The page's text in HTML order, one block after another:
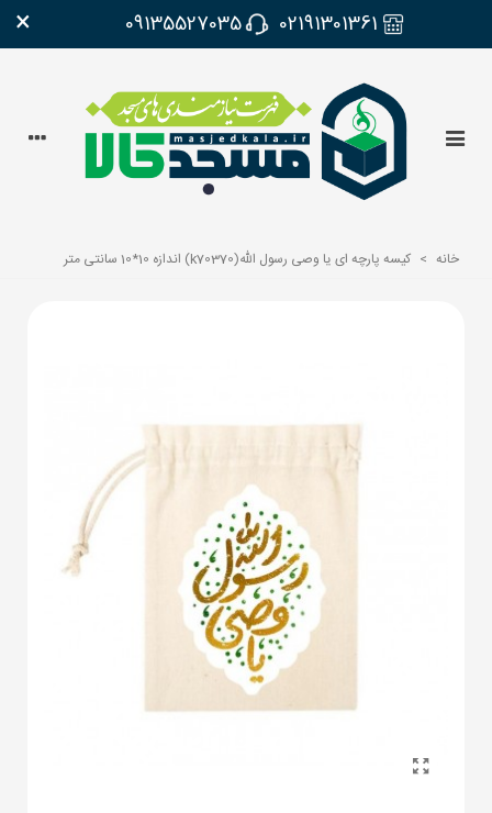
02191301361
09135527035
×
خانه > کیسه پارچه ای یا وصی رسول الله(k70370) اندازه 10*10 سانتی متر